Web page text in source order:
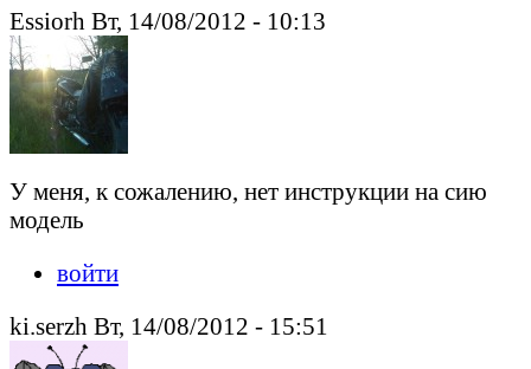
Essiorh Вт, 14/08/2012 - 10:13
У меня, к сожалению, нет инструкции на сию
модель
войти
ki.serzh Вт, 14/08/2012 - 15:51